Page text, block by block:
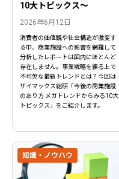
10大トピックス〜
2026年6月12日
消費者の価値観や社会構造が激変す
る中、商業施設への影響を網羅して
分析したレポートは国内にほとんど
存在しません。事業戦略を練る上で
不可欠な最新トレンドとは？今回は
ザイマックス総研「今後の商業施設
のあり方 メガトレンドからみる10大
トピックス」をご紹介します。
知識・ノウハウ